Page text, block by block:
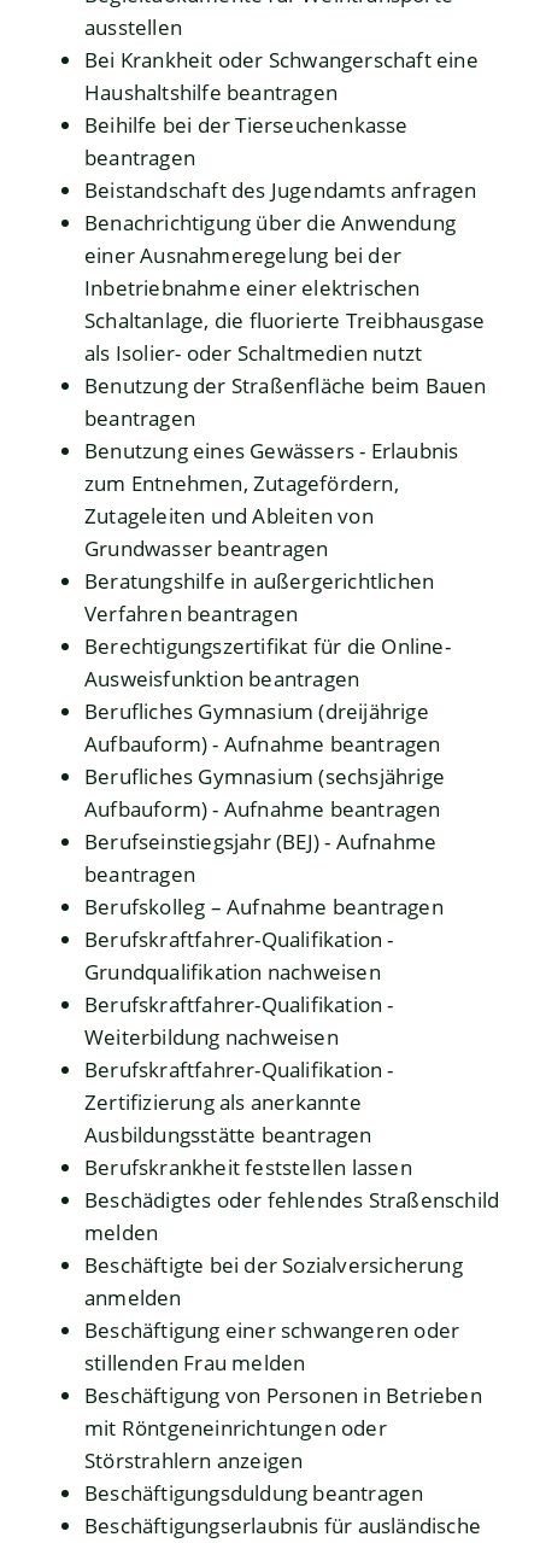
ausstellen
Bei Krankheit oder Schwangerschaft eine
Haushaltshilfe beantragen
Beihilfe bei der Tierseuchenkasse
beantragen
Beistandschaft des Jugendamts anfragen
Benachrichtigung über die Anwendung
einer Ausnahmeregelung bei der
Inbetriebnahme einer elektrischen
Schaltanlage, die fluorierte Treibhausgase
als Isolier- oder Schaltmedien nutzt
Benutzung der Straßenfläche beim Bauen
beantragen
Benutzung eines Gewässers - Erlaubnis
zum Entnehmen, Zutagefördern,
Zutageleiten und Ableiten von
Grundwasser beantragen
Beratungshilfe in außergerichtlichen
Verfahren beantragen
Berechtigungszertifikat für die Online-
Ausweisfunktion beantragen
Berufliches Gymnasium (dreijährige
Aufbauform) - Aufnahme beantragen
Berufliches Gymnasium (sechsjährige
Aufbauform) - Aufnahme beantragen
Berufseinstiegsjahr (BEJ) - Aufnahme
beantragen
Berufskolleg – Aufnahme beantragen
Berufskraftfahrer-Qualifikation -
Grundqualifikation nachweisen
Berufskraftfahrer-Qualifikation -
Weiterbildung nachweisen
Berufskraftfahrer-Qualifikation -
Zertifizierung als anerkannte
Ausbildungsstätte beantragen
Berufskrankheit feststellen lassen
Beschädigtes oder fehlendes Straßenschild
melden
Beschäftigte bei der Sozialversicherung
anmelden
Beschäftigung einer schwangeren oder
stillenden Frau melden
Beschäftigung von Personen in Betrieben
mit Röntgeneinrichtungen oder
Störstrahlern anzeigen
Beschäftigungsduldung beantragen
Beschäftigungserlaubnis für ausländische